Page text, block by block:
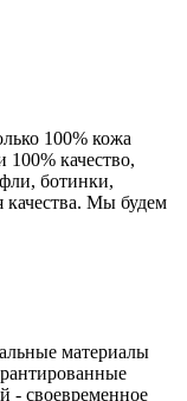
100% кожа
качество,
ботинки,
качества. Мы будем
материалы
- своевременное